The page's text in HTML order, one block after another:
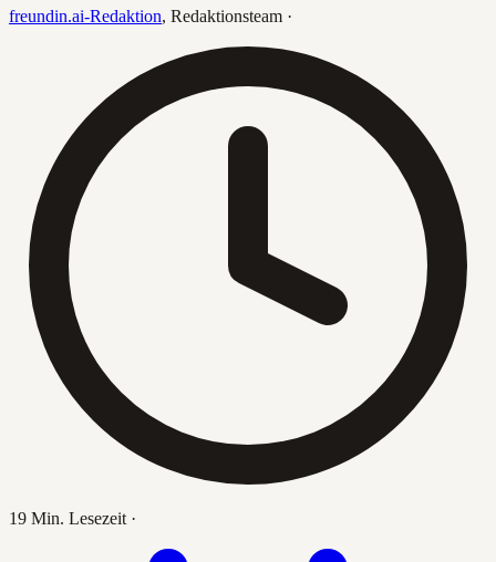
freundin.ai-Redaktion, Redaktionsteam ·
19 Min. Lesezeit ·